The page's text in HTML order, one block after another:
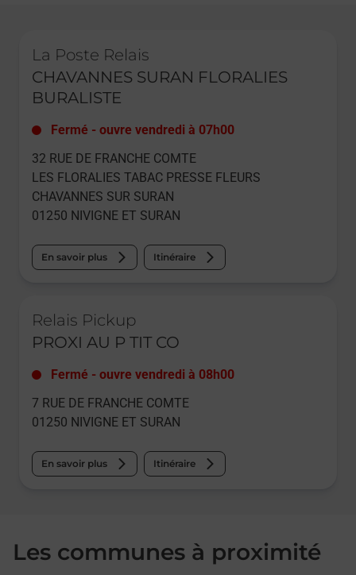
La Poste Relais
CHAVANNES SURAN FLORALIES
BURALISTE
Fermé - ouvre vendredi à 07h00
32 RUE DE FRANCHE COMTE
LES FLORALIES TABAC PRESSE FLEURS
CHAVANNES SUR SURAN
01250 NIVIGNE ET SURAN
En savoir plus Itinéraire
Relais Pickup
PROXI AU P TIT CO
Fermé - ouvre vendredi à 08h00
7 RUE DE FRANCHE COMTE
01250 NIVIGNE ET SURAN
En savoir plus Itinéraire
Les communes à proximité